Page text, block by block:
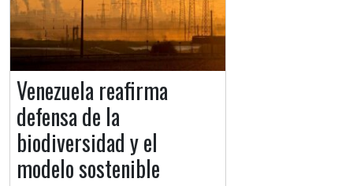
Venezuela reafirma
defensa de la
biodiversidad y el
modelo sostenible